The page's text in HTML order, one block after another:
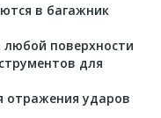
в багажник
поверхности
для
отражения ударов